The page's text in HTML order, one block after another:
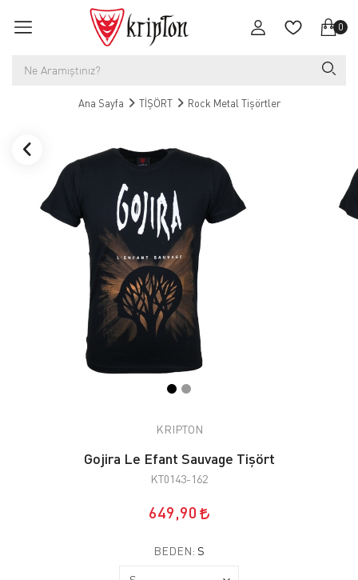
0
Ana Sayfa TİŞÖRT Rock Metal Tişörtler
KRIPTON
Gojira Le Efant Sauvage Tişört
KT0143-162
649,90
BEDEN: S